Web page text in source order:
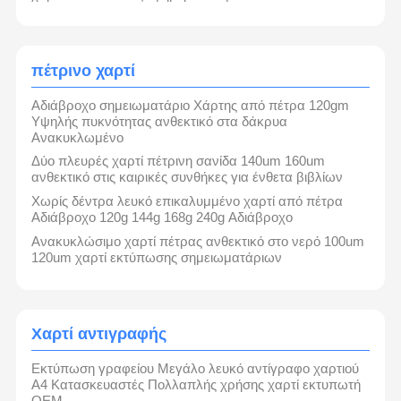
Έγγραφο δημοσιογραφικού χάρτη
πέτρινο χαρτί
Χαρτί αντιγραφής
κιβώτια εγγράφου
πέτρινο χαρτί
Αδιάβροχο σημειωματάριο Χάρτης από πέτρα 120gm
Υψηλής πυκνότητας ανθεκτικό στα δάκρυα
Ανακυκλωμένο
Δύο πλευρές χαρτί πέτρινη σανίδα 140um 160um
ανθεκτικό στις καιρικές συνθήκες για ένθετα βιβλίων
Χωρίς δέντρα λευκό επικαλυμμένο χαρτί από πέτρα
Αδιάβροχο 120g 144g 168g 240g Αδιάβροχο
Ανακυκλώσιμο χαρτί πέτρας ανθεκτικό στο νερό 100um
120um χαρτί εκτύπωσης σημειωματάριων
Χαρτί αντιγραφής
Εκτύπωση γραφείου Μεγάλο λευκό αντίγραφο χαρτιού
Α4 Κατασκευαστές Πολλαπλής χρήσης χαρτί εκτυπωτή